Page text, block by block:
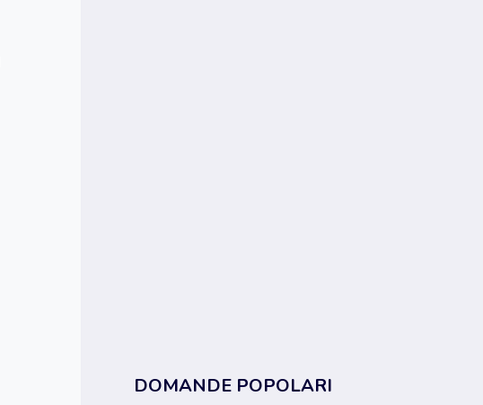
DOMANDE POPOLARI